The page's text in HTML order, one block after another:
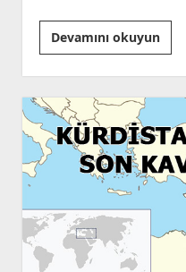
Devamını okuyunİcra
(1)